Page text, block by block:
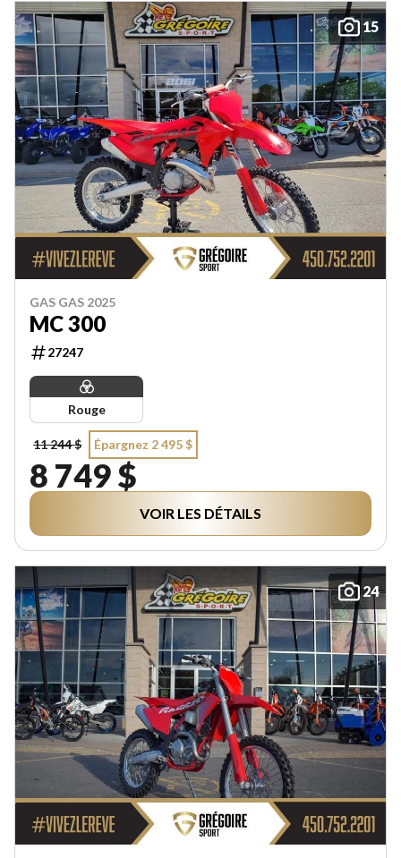
15
GAS GAS 2025
MC 300
27247
Rouge
11 244 $ Épargnez 2 495 $
8 749 $
VOIR LES DÉTAILS
24